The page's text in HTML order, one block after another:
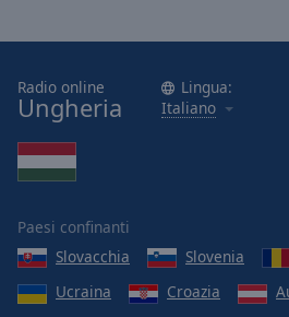
Radio online
Ungheria
Lingua:
Italiano
Paesi confinanti
Slovacchia
Slovenia
Ucraina
Croazia